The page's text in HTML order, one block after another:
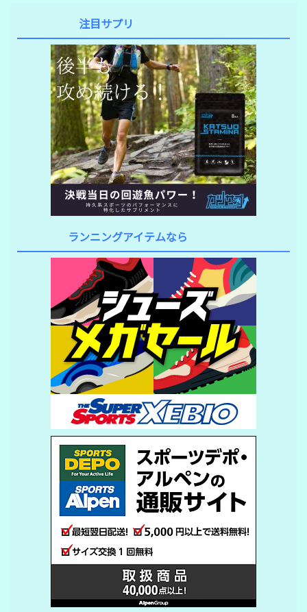
注目サプリ
ランニングアイテムなら